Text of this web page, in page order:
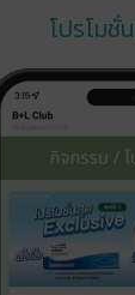
โปรโมชั่